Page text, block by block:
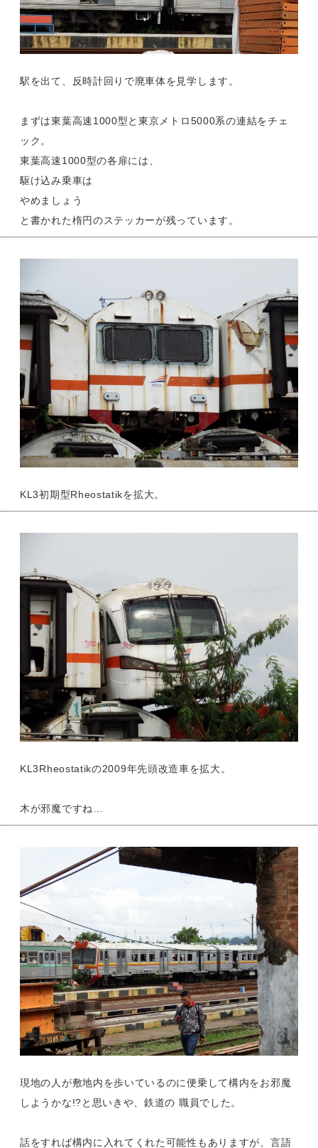
駅を出て、反時計回りで廃車体を見学します。
まずは東葉高速1000型と東京メトロ5000系の連結をチェ
ック。
東葉高速1000型の各扉には、
駆け込み乗車は
やめましょう
と書かれた楕円のステッカーが残っています。
KL3初期型Rheostatikを拡大。
KL3Rheostatikの2009年先頭改造車を拡大。
木が邪魔ですね…
現地の人が敷地内を歩いているのに便乗して構内をお邪魔
しようかな!?と思いきや、鉄道の 職員でした。
話をすれば構内に入れてくれた可能性もありますが、言語